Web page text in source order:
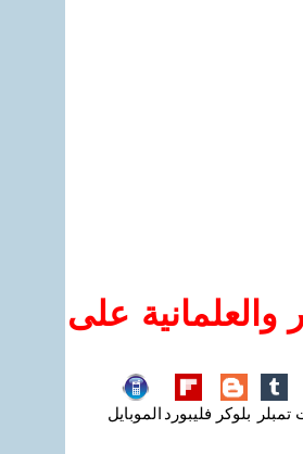
على
تمبلر بلوكر فليبورد الموبايل